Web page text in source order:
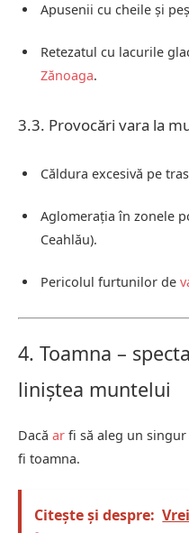
Apusenii cu cheile și
Retezatul cu lacurile
Zănoaga.
3.3. Provocări vara la
Căldura excesivă pe
Aglomerația în zonele
Ceahlău).
Pericolul furtunilor de
4. Toamna –
liniștea muntelui
Dacă ar fi să aleg un
fi toamna.
Citește și despre: